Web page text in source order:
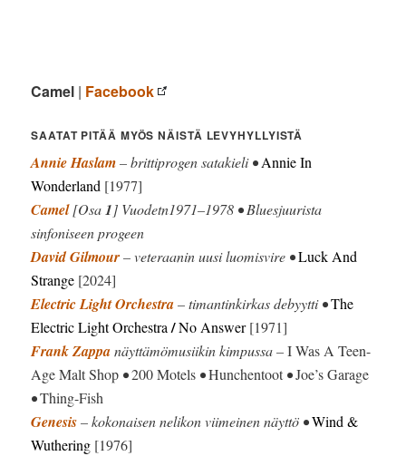
Camel | Facebook
SAATAT PITÄÄ MYÖS NÄISTÄ LEVYHYLLYISTÄ
Annie Haslam– brittiprogen satakieli •Annie In
Wonderland [1977]
Camel[Osa1] Vuodetn1971–1978 • Bluesjuurista
sinfoniseen progeen
David Gilmour– veteraanin uusi luomisvire •Luck And
Strange [2024]
Electric Light Orchestra– timantinkirkas debyytti •The
Electric Light Orchestra/No Answer[1971]
Frank Zappanäyttämömusiikin kimpussa –I Was A Teen-
Age Malt Shop •200 Motels •Hunchentoot•Joe’s Garage
•Thing-Fish
Genesis– kokonaisen nelikon viimeinen näyttö •Wind &
Wuthering [1976]